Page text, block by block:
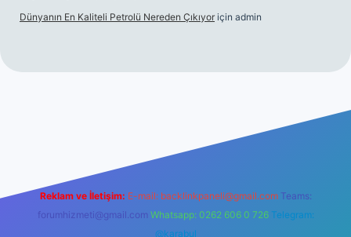
Dünyanın En Kaliteli Petrolü Nereden Çıkıyor için admin
Reklam ve İletişim: E-mail: backlinkpaneli@gmail.com Teams:
forumhizmeti@gmail.com Whatsapp: 0262 606 0 726 Telegram:
@karabul